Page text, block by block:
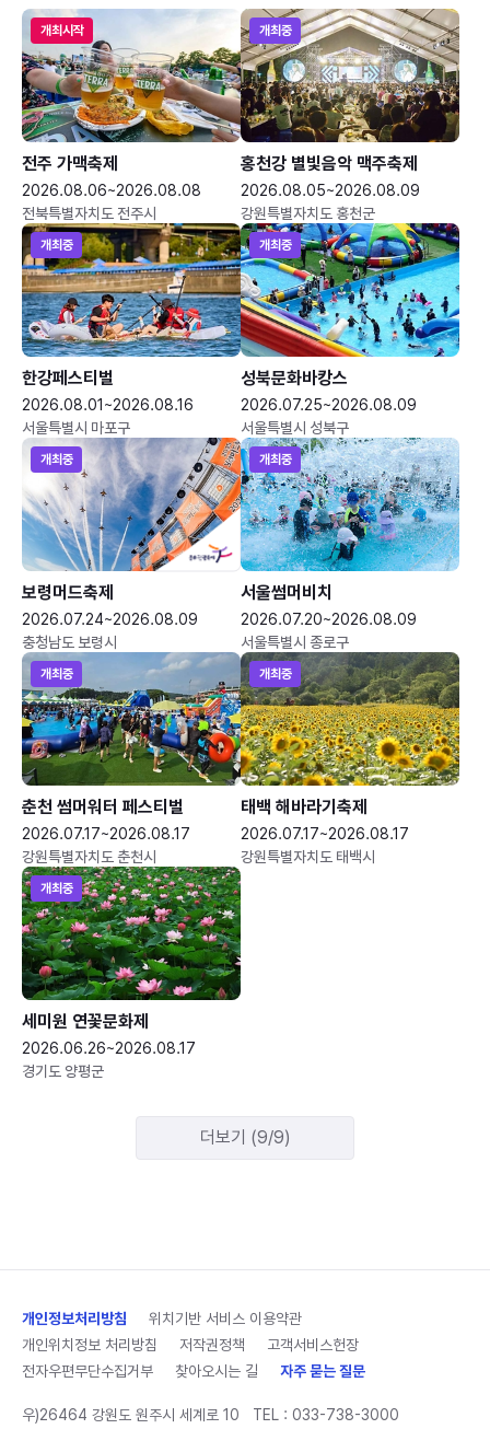
개최시작
전주 가맥축제
2026.08.06~2026.08.08
전북특별자치도 전주시
개최중
홍천강 별빛음악 맥주축제
2026.08.05~2026.08.09
강원특별자치도 홍천군
개최중
한강페스티벌
2026.08.01~2026.08.16
서울특별시 마포구
개최중
성북문화바캉스
2026.07.25~2026.08.09
서울특별시 성북구
개최중
보령머드축제
2026.07.24~2026.08.09
충청남도 보령시
개최중
서울썸머비치
2026.07.20~2026.08.09
서울특별시 종로구
개최중
춘천 썸머워터 페스티벌
2026.07.17~2026.08.17
강원특별자치도 춘천시
개최중
태백 해바라기축제
2026.07.17~2026.08.17
강원특별자치도 태백시
개최중
세미원 연꽃문화제
2026.06.26~2026.08.17
경기도 양평군
더보기 (9/9)
개인정보처리방침
위치기반 서비스 이용약관
개인위치정보 처리방침
저작권정책
고객서비스헌장
전자우편무단수집거부
찾아오시는 길 자주 묻는 질문
우)26464 강원도 원주시 세계로 10 TEL : 033-738-3000